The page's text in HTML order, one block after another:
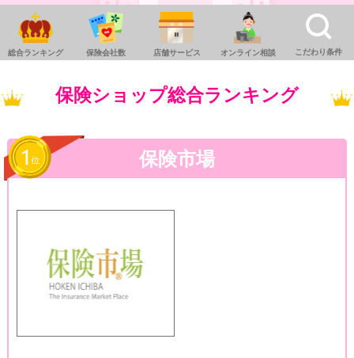
総合ランキング 保険会社数 店舗サービス オンライン相談 こだわり条件
保険ショップ総合ランキング
保険市場